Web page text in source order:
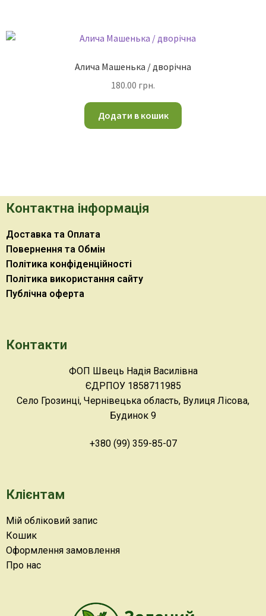
Алича Машенька / дворічна
180.00 грн.
Додати в кошик
Контактна інформація
Доставка та Оплата
Повернення та Обмін
Політика конфіденційності
Політика використання сайту
Публічна оферта
Контакти
ФОП Швець Надія Василівна
ЄДРПОУ 1858711985
Село Грозинці, Чернівецька область, Вулиця Лісова,
Будинок 9
+380 (99) 359-85-07
Клієнтам
Мій обліковий запис
Кошик
Оформлення замовлення
Про нас